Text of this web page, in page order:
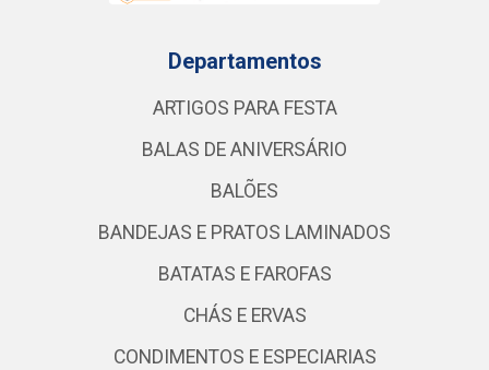
Departamentos
ARTIGOS PARA FESTA
BALAS DE ANIVERSÁRIO
BALÕES
BANDEJAS E PRATOS LAMINADOS
BATATAS E FAROFAS
CHÁS E ERVAS
CONDIMENTOS E ESPECIARIAS